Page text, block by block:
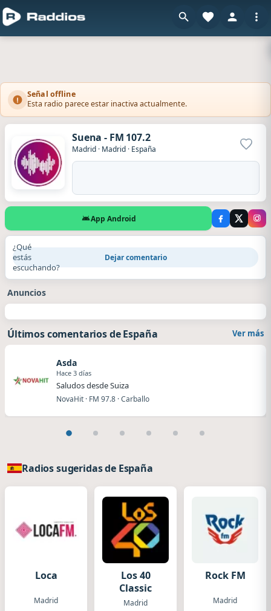
Señal offline
Esta radio parece estar inactiva actualmente.
Suena - FM 107.2
Madrid · Madrid · España
App Android
¿Qué
estás
escuchando?
Dejar comentario
Anuncios
Últimos comentarios de España Ver más
Asda
Hace 3 días
Saludos desde Suiza
NovaHit · FM 97.8 · Carballo
Radios sugeridas de España
Loca
Madrid
Los 40
Classic
Madrid
Rock FM
Madrid